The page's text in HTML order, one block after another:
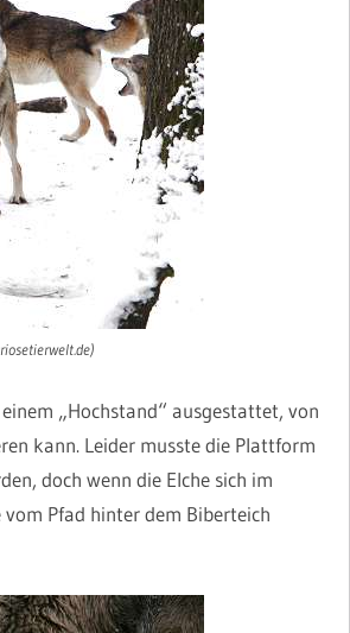
„Hochstand“ ausgestattet, von
kann. Leider musste die Plattform
doch wenn die Elche sich im
Pfad hinter dem Biberteich